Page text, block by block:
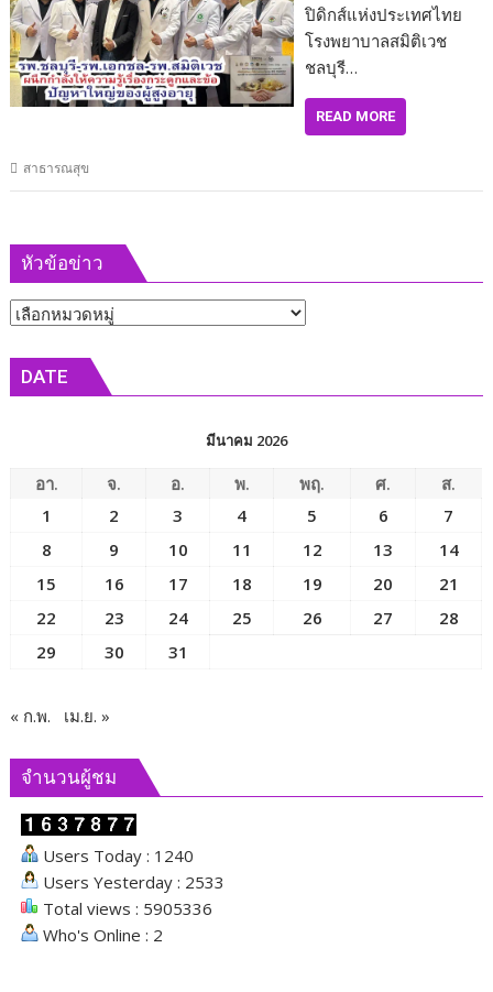
ปิดิกส์แห่งประเทศไทย
โรงพยาบาลสมิติเวช
ชลบุรี…
READ MORE
สาธารณสุข
หัวข้อข่าว
หัวข้อ
DATE
มีนาคม 2026
อา. จ. อ. พ. พฤ. ศ.
ส.
1
2 3 4 5 6
7
8
9 10 11 12 13
14
15
16 17 18 19 20
21
22
23 24 25 26 27
28
29
30 31
« ก.พ. เม.ย. »
จำนวนผู้ชม
Users Today : 1240
Users Yesterday : 2533
Total views : 5905336
Who's Online : 2